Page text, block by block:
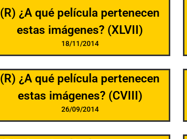
(R) ¿A qué película pertenecen
estas imágenes? (XLVII)
18/11/2014
(R) ¿A qué película pertenecen
estas imágenes? (CVIII)
26/09/2014